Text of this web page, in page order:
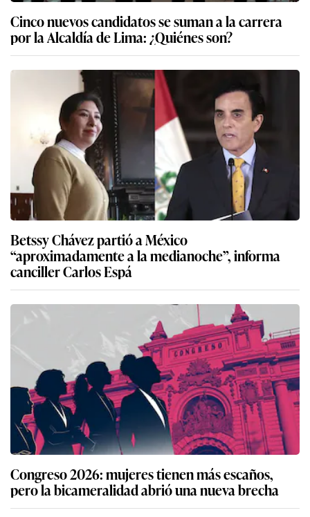
Cinco nuevos candidatos se suman a la carrera
por la Alcaldía de Lima: ¿Quiénes son?
Betssy Chávez partió a México
“aproximadamente a la medianoche”, informa
canciller Carlos Espá
Congreso 2026: mujeres tienen más escaños,
pero la bicameralidad abrió una nueva brecha